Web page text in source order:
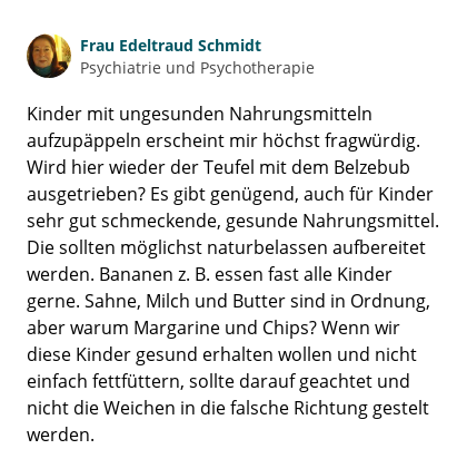
Frau Edeltraud Schmidt
Psychiatrie und Psychotherapie
Kinder mit ungesunden Nahrungsmitteln
aufzupäppeln erscheint mir höchst fragwürdig.
Wird hier wieder der Teufel mit dem Belzebub
ausgetrieben? Es gibt genügend, auch für Kinder
sehr gut schmeckende, gesunde Nahrungsmittel.
Die sollten möglichst naturbelassen aufbereitet
werden. Bananen z. B. essen fast alle Kinder
gerne. Sahne, Milch und Butter sind in Ordnung,
aber warum Margarine und Chips? Wenn wir
diese Kinder gesund erhalten wollen und nicht
einfach fettfüttern, sollte darauf geachtet und
nicht die Weichen in die falsche Richtung gestelt
werden.